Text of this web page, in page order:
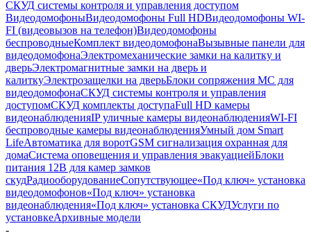
СКУД системы контроля и управления доступом
ВидеодомофоныВидеодомофоны Full HDВидеодомофоны WI-
FI (видеовызов на телефон)Видеодомофоны
беспроводныеКомплект видеодомофонаВызывные панели для
видеодомофонаЭлектромеханические замки на калитку и
дверьЭлектромагнитные замки на дверь и
калиткуЭлектрозащелки на дверьБлоки сопряжения МС для
видеодомофонаСКУД системы контроля и управления
доступомСКУД комплекты доступаFull HD камеры
видеонаблюденияIP уличные камеры видеонаблюденияWI-FI
беспроводные камеры видеонаблюденияУмный дом Smart
LifeАвтоматика для воротGSM сигнализация охранная для
домаCистема оповещения и управления эвакуациейБлоки
питания 12В для камер замков
скудРадиооборудованиеСопутствующее«Под ключ» установка
видеодомофонов«Под ключ» установка
видеонаблюдения«Под ключ» установка СКУДУслуги по
установкеАрхивные модели
-